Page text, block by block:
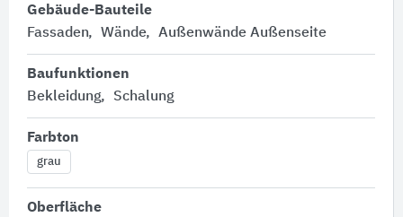
Gebäude-Bauteile
Fassaden
Wände Außenwände Außenseite
Baufunktionen
Bekleidung
Schalung
Farbton
grau
Oberfläche